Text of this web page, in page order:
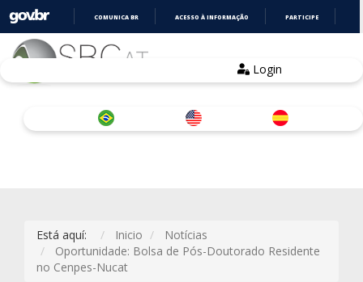
COMUNICA BR ACESSO À INFORMAÇÃO PARTICIPE
Login
Está aquí: Inicio
Notícias
Oportunidade: Bolsa de Pós-Doutorado Residente
no Cenpes-Nucat